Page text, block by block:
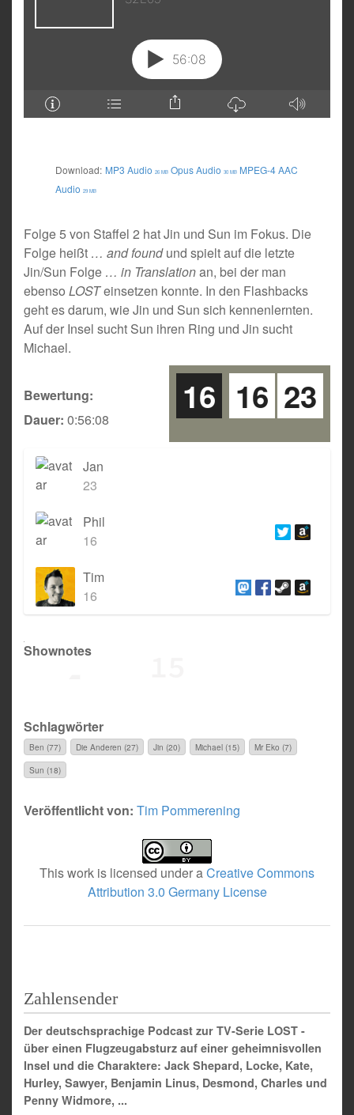
Download: MP3 Audio 26 MB Opus Audio 30 MB MPEG-4 AAC
Audio 29 MB
Folge 5 von Staffel 2 hat Jin und Sun im Fokus. Die
Folge heißt … and foundund spielt auf die letzte
Jin/Sun Folge … in Translationan, bei der man
ebenso LOSTeinsetzen konnte. In den Flashbacks
geht es darum, wie Jin und Sun sich kennenlernten.
Auf der Insel sucht Sun ihren Ring und Jin sucht
Michael.
Bewertung: 23
16
16
Dauer: 0:56:08
Jan
23
Phil
16
Tim
16
Shownotes
Schlagwörter
Ben (77) Die Anderen (27) Jin (20) Michael (15)
Mr Eko (7)
Sun (18)
Veröffentlicht von: Tim Pommerening
This work is licensed under aCreative Commons
Attribution 3.0 Germany License
Zahlensender
Der deutschsprachige Podcast zur TV-Serie LOST -
über einen Flugzeugabsturz auf einer geheimnisvollen
Insel und die Charaktere: Jack Shepard, Locke, Kate,
Hurley, Sawyer, Benjamin Linus, Desmond, Charles und
Penny Widmore, ...